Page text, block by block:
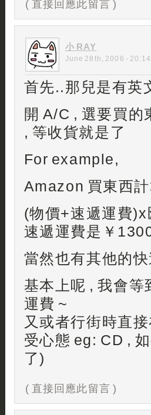
( 直接回應此留言 )
小 RAY
June 28th, 2006 - 20:14
首先..那兒是有英
開 A/C , 選要買
, 等收貨就是了
For example,
Amazon 買東西
(物價+速遞運費)x
速遞運費是￥
當然也有其他的
基本上呢 , 我會
運費 ~
又或者行街時直
受心態 eg: CD ,
了)
( 直接回應此留言 )